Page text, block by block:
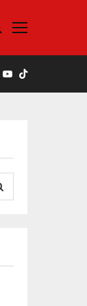
YOUTUBE